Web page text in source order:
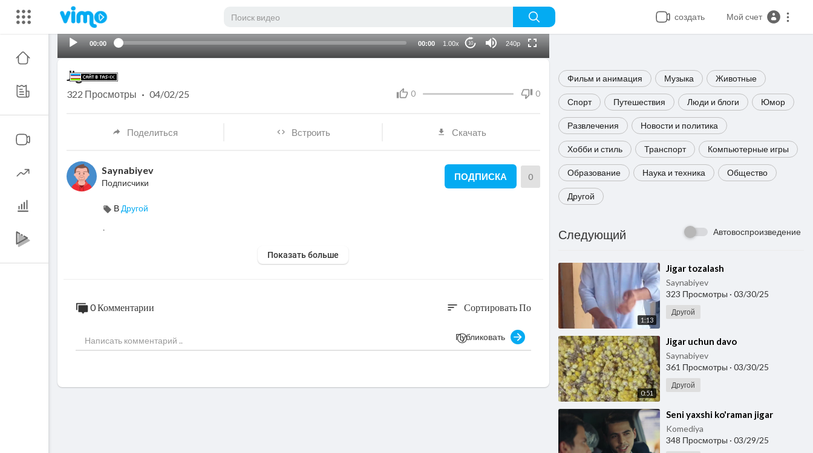
создать Мой счет
00:00 00:00 1.00x 10 240p
Фильм и анимация Музыка Животные
Спорт Путешествия Люди и блоги Юмор
Развлечения Новости и политика
Хобби и стиль Транспорт Компьютерные игры
Образование Наука и техника Общество
Другой
Следующий Автовоспроизведение
1:13
⁣Jigar tozalash
Saynabiyev
323 Просмотры · 03/30/25
Другой
0:51
⁣Jigar uchun davo
Saynabiyev
361 Просмотры · 03/30/25
Другой
⁣Seni yaxshi ko'raman jigar
Komediya
348 Просмотры · 03/29/25
Jigar
0 0
322 Просмотры · 04/02/25
Поделиться Встроить Скачать
Saynabiyev
Подписчики
ПОДПИСКА 0
В Другой
.
Показать больше
0 Комментарии sort Сортировать По
Публиковать